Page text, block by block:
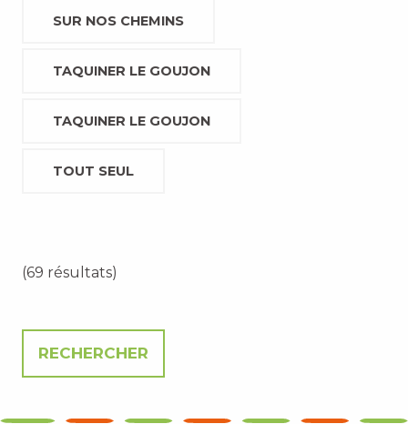
SUR NOS CHEMINS
TAQUINER LE GOUJON
TAQUINER LE GOUJON
TOUT SEUL
(69 résultats)